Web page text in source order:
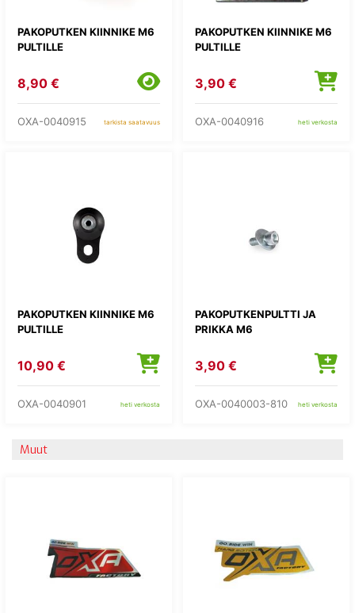
PAKOPUTKEN KIINNIKE M6
PULTILLE
8,90 €
OXA-0040915 tarkista saatavuus
PAKOPUTKEN KIINNIKE M6
PULTILLE
3,90 €
OXA-0040916 heti verkosta
PAKOPUTKEN KIINNIKE M6
PULTILLE
10,90 €
OXA-0040901 heti verkosta
PAKOPUTKENPULTTI JA
PRIKKA M6
3,90 €
OXA-0040003-810 heti verkosta
Muut